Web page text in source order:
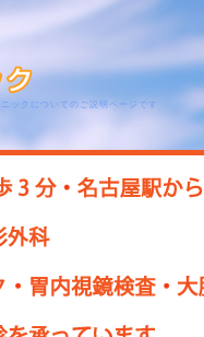
ックについてのご説明ページです